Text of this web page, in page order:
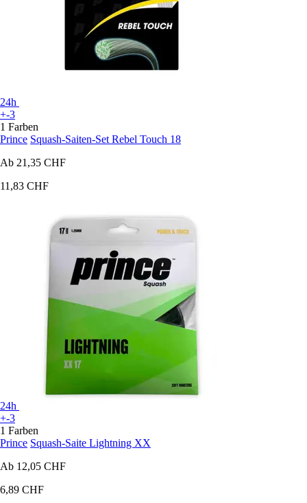
24h
+-3
1 Farben
Prince Squash-Saiten-Set Rebel Touch 18
Ab 21,35 CHF
11,83 CHF
24h
+-3
1 Farben
Prince Squash-Saite Lightning XX
Ab 12,05 CHF
6,89 CHF